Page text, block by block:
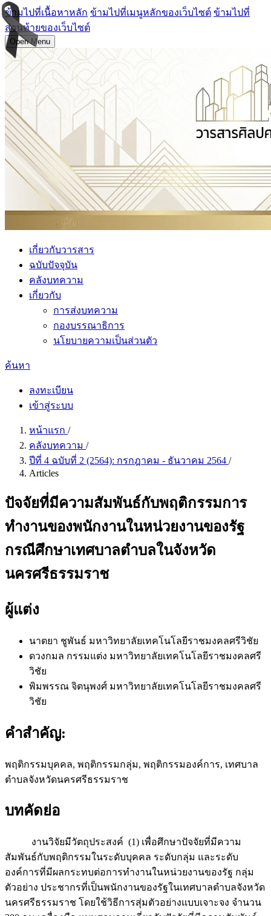
ข้ามไปที่เนื้อหาหลัก ข้ามไปที่เมนูหลักของเว็บไซต์ ข้ามไปที่
ส่วนท้ายของเว็บไซต์
Open Menu
เกี่ยวกับวารสาร
ฉบับปัจจุบัน
คลังบทความ
เกี่ยวกับ
การส่งบทความ
กองบรรณาธิการ
นโยบายความเป็นส่วนตัว
ค้นหา
ลงทะเบียน
เข้าสู่ระบบ
หน้าแรก /
คลังบทความ /
ปีที่ 4 ฉบับที่ 2 (2564): กรกฎาคม - ธันวาคม 2564 /
Articles
ปัจจัยที่มีความสัมพันธ์กับพฤติกรรมการ
ทำงานของพนักงานในหน่วยงานของรัฐ
กรณีศึกษาเทศบาลตำบลในจังหวัด
นครศรีธรรมราช
ผู้แต่ง
นาตยา ชูพันธ์ มหาวิทยาลัยเทคโนโลยีราชมงคลศรีวิชัย
ดวงกมล กรรมแต่ง มหาวิทยาลัยเทคโนโลยีราชมงคลศรี
วิชัย
พิมพรรณ จิตนุพงศ์ มหาวิทยาลัยเทคโนโลยีราชมงคลศรี
วิชัย
คำสำคัญ:
พฤติกรรมบุคคล, พฤติกรรมกลุ่ม, พฤติกรรมองค์การ, เทศบาล
ตำบลจังหวัดนครศรีธรรมราช
บทคัดย่อ
งานวิจัยมีวัตถุประสงค์ (1) เพื่อศึกษาปัจจัยที่มีความ
สัมพันธ์กับพฤติกรรมในระดับบุคคล ระดับกลุ่ม และระดับ
องค์การที่มีผลกระทบต่อการทำงานในหน่วยงานของรัฐ กลุ่ม
ตัวอย่าง ประชากรที่เป็นพนักงานของรัฐในเทศบาลตำบลจังหวัด
นครศรีธรรมราช โดยใช้วิธีการสุ่มตัวอย่างแบบเจาะจง จำนวน